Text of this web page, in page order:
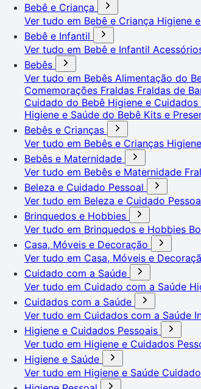
Bebê e Criança
Ver tudo em Bebê e Criança Higiene
Bebê e Infantil
Ver tudo em Bebê e Infantil
Bebês
Ver tudo em Bebês Alimentação do
Comemorações Fraldas Fraldas de
Cuidado do Bebê Higiene e Cuidados
Higiene e Saúde do Bebê Kits e
Bebês e Crianças
Ver tudo em Bebês e Crianças
Bebês e Maternidade
Ver tudo em Bebês e Maternidade
Beleza e Cuidado Pessoal
Ver tudo em Beleza e Cuidado
Brinquedos e Hobbies
Ver tudo em Brinquedos e Hobbies
Casa, Móveis e Decoração
Ver tudo em Casa, Móveis e
Cuidado com a Saúde
Ver tudo em Cuidado com a Saúde
Cuidados com a Saúde
Ver tudo em Cuidados com a Saúde
Higiene e Cuidados Pessoais
Ver tudo em Higiene e Cuidados
Higiene e Saúde
Ver tudo em Higiene e Saúde